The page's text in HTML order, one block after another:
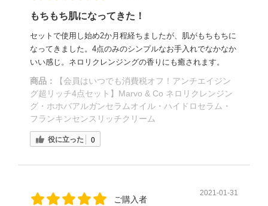
もちもち肌になってきた！
セットで使用し始め2か月程経ちましたが、肌がもちもちに
なってきました。4点のみのシンプルなお手入れでなかなか
いい感じ。ネロリクレンジングの香りにも癒されます。
商品：
【会員はいつでも消費税オフ！アンチエイジン
グ超リッチ4点セット】Marvo & Co ネロリクレンジン
グ・ホホバアルガンセラムオイル・ハイドロセラム・
フランキンセンスリッチクリーム
役に立った 0
ご購入者
2021-01-31